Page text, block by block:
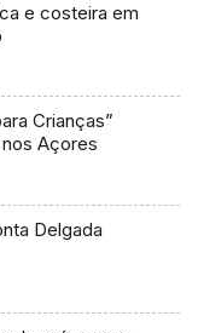
e costeira em
Crianças”
Açores
Delgada